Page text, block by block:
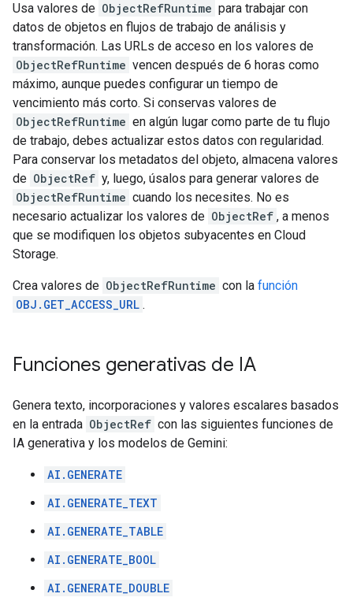
Usa valores de ObjectRefRuntime para trabajar con
datos de objetos en flujos de trabajo de análisis y
transformación. Las URLs de acceso en los valores de
ObjectRefRuntime vencen después de 6 horas como
máximo, aunque puedes configurar un tiempo de
vencimiento más corto. Si conservas valores de
ObjectRefRuntime en algún lugar como parte de tu flujo
de trabajo, debes actualizar estos datos con regularidad.
Para conservar los metadatos del objeto, almacena valores
de ObjectRef y, luego, úsalos para generar valores de
ObjectRefRuntime cuando los necesites. No es
necesario actualizar los valores de ObjectRef , a menos
que se modifiquen los objetos subyacentes en Cloud
Storage.
Crea valores de ObjectRefRuntime con la función
OBJ.GET_ACCESS_URL .
Funciones generativas de IA
Genera texto, incorporaciones y valores escalares basados
en la entrada ObjectRef con las siguientes funciones de
IA generativa y los modelos de Gemini:
AI.GENERATE
AI.GENERATE_TEXT
AI.GENERATE_TABLE
AI.GENERATE_BOOL
AI.GENERATE_DOUBLE